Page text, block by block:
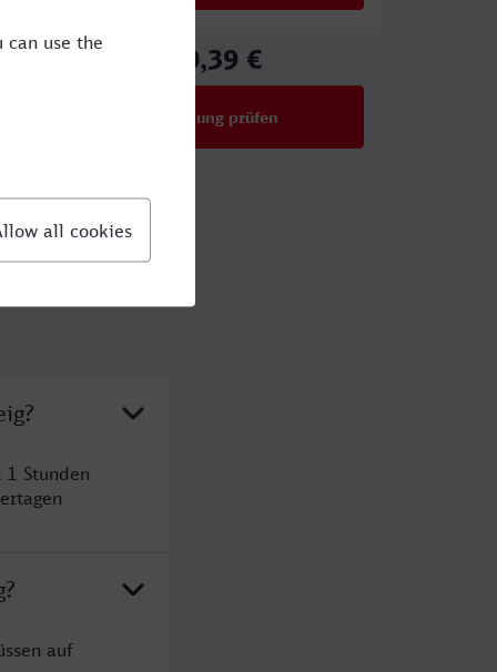
30,39 €
Verbindung prüfen
Stunden
auf